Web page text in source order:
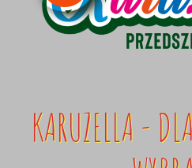
KARUZELLA -